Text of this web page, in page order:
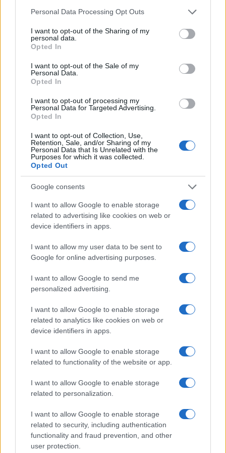
Personal Data Processing Opt Outs
I want to opt-out of the Sharing of my
personal data.
Opted In
I want to opt-out of the Sale of my
Personal Data.
Opted In
I want to opt-out of processing my
Personal Data for Targeted Advertising.
Opted In
I want to opt-out of Collection, Use,
Retention, Sale, and/or Sharing of my
Personal Data that Is Unrelated with the
Purposes for which it was collected.
Opted Out
Google consents
I want to allow Google to enable storage
related to advertising like cookies on web or
device identifiers in apps.
I want to allow my user data to be sent to
Google for online advertising purposes.
I want to allow Google to send me
personalized advertising.
I want to allow Google to enable storage
related to analytics like cookies on web or
device identifiers in apps.
I want to allow Google to enable storage
related to functionality of the website or app.
I want to allow Google to enable storage
related to personalization.
I want to allow Google to enable storage
related to security, including authentication
functionality and fraud prevention, and other
user protection.
Instabilità politica
Sahel sono oggi in difficoltà nel fermare l’avanzata
jihadista e accusano un loro vicino, l’Algeria, di
promuovere l’instabilità e
sostenere i gruppi
jihadisti e separatisti.
La partenza recente del gruppoWagner
non ha
segnato la fine dell’influenza russa nella regione:
Mosca continua a perseguire i propri interessi
aurifere del Mali, attraverso il nuovo corpo
paramilitare noto comeAfrica Corps. La
sostituzione è avvenuta senza soluzione di
Le rotte migratorie
La pressione che ne deriva per l’Europa non è solo
migratoria, ma anche, e sempre di più, una
questione di sicurezza. I jihadisti stanno
attraversando una fase di riorganizzazione:
mancano leader forti, ci sono frizioni interne e la
l’Intelligence spagnola, è solo una questione di
tempo prima che tornino a colpire fuori dal
continente africano. La rotta è già pronta: quella
migratoria.